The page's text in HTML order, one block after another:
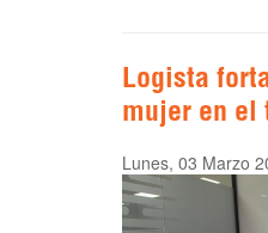
Logista
mujer en el
Lunes, 03 Marzo